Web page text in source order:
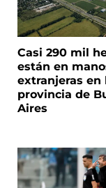
Casi 290 mil
están en
extranjeras en
provincia de
Aires